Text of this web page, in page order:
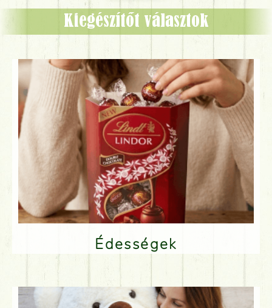
Kiegészítőt választok
Édességek